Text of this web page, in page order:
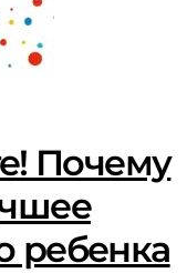
Почему
ребенка